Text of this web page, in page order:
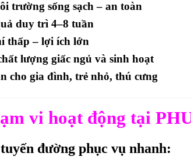
trường sống sạch – an toàn
duy trì 4–8 tuần
thấp – lợi ích lớn
lượng giấc ngủ và sinh hoạt
cho gia đình, trẻ nhỏ, thú cưng
vi hoạt động tại
đường phục vụ nhanh: